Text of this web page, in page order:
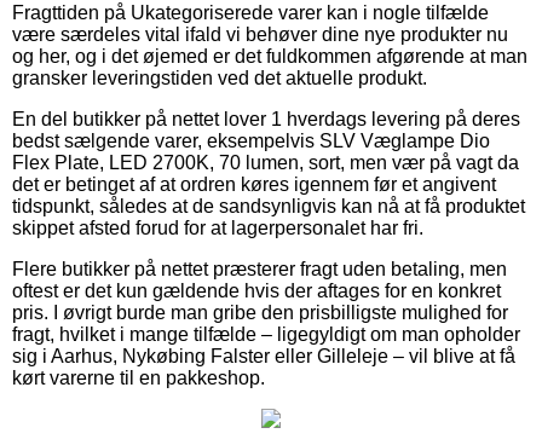
Fragttiden på Ukategoriserede varer kan i nogle tilfælde
være særdeles vital ifald vi behøver dine nye produkter nu
og her, og i det øjemed er det fuldkommen afgørende at man
gransker leveringstiden ved det aktuelle produkt.
En del butikker på nettet lover 1 hverdags levering på deres
bedst sælgende varer, eksempelvis SLV Væglampe Dio
Flex Plate, LED 2700K, 70 lumen, sort, men vær på vagt da
det er betinget af at ordren køres igennem før et angivent
tidspunkt, således at de sandsynligvis kan nå at få produktet
skippet afsted forud for at lagerpersonalet har fri.
Flere butikker på nettet præsterer fragt uden betaling, men
oftest er det kun gældende hvis der aftages for en konkret
pris. I øvrigt burde man gribe den prisbilligste mulighed for
fragt, hvilket i mange tilfælde – ligegyldigt om man opholder
sig i Aarhus, Nykøbing Falster eller Gilleleje – vil blive at få
kørt varerne til en pakkeshop.